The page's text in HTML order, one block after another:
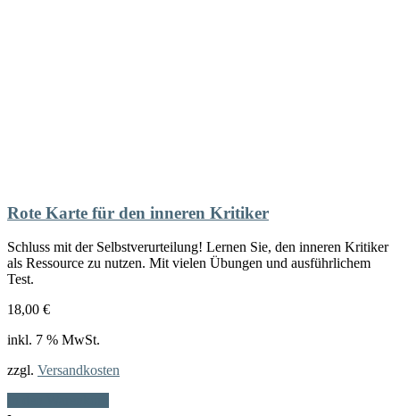
Rote Karte für den inneren Kritiker
Schluss mit der Selbstverurteilung! Lernen Sie, den inneren Kritiker
als Ressource zu nutzen. Mit vielen Übungen und ausführlichem
Test.
18,00 €
inkl. 7 % MwSt.
zzgl. Versandkosten